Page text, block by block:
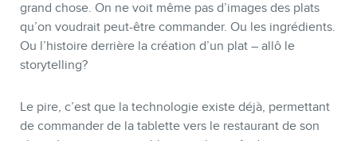
grand chose. On ne voit même pas d’images des plats
qu’on voudrait peut-être commander. Ou les ingrédients.
Ou l’histoire derrière la création d’un plat – allô le
storytelling?
Le pire, c’est que la technologie existe déjà, permettant
de commander de la tablette vers le restaurant de son